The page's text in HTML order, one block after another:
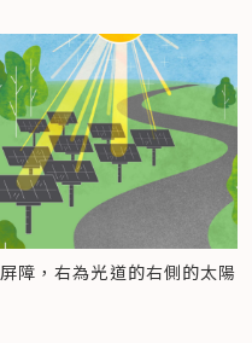
障，右為光道的右側的太陽